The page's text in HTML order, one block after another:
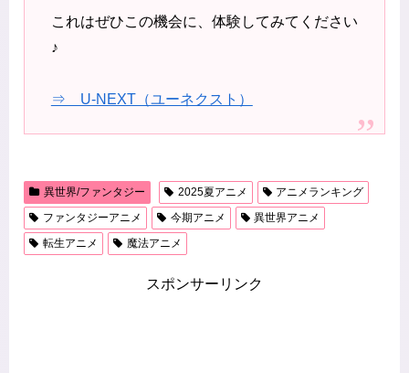
これはぜひこの機会に、体験してみてください
♪
⇒ U-NEXT（ユーネクスト）
異世界/ファンタジー 2025夏アニメ
アニメランキング
ファンタジーアニメ
今期アニメ
異世界アニメ
転生アニメ
魔法アニメ
スポンサーリンク